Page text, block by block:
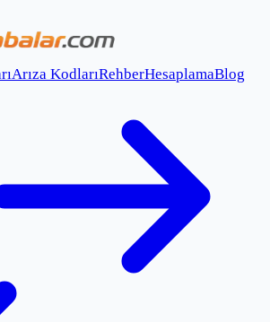
Arıza KodlarıRehberHesaplamaBlog